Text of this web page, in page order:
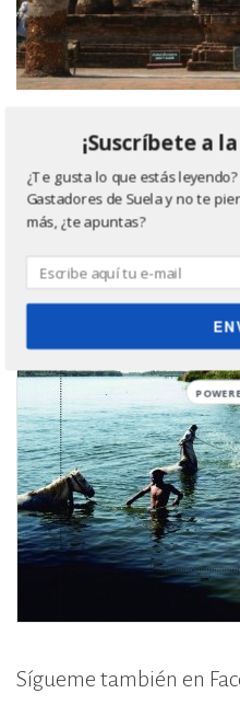
Último libro leído,
en la imagen ;)
Sígueme también en
¡Suscríbete a
¿Te gusta lo que estás
Gastadores de Suela y no te
más, ¿te apuntas?